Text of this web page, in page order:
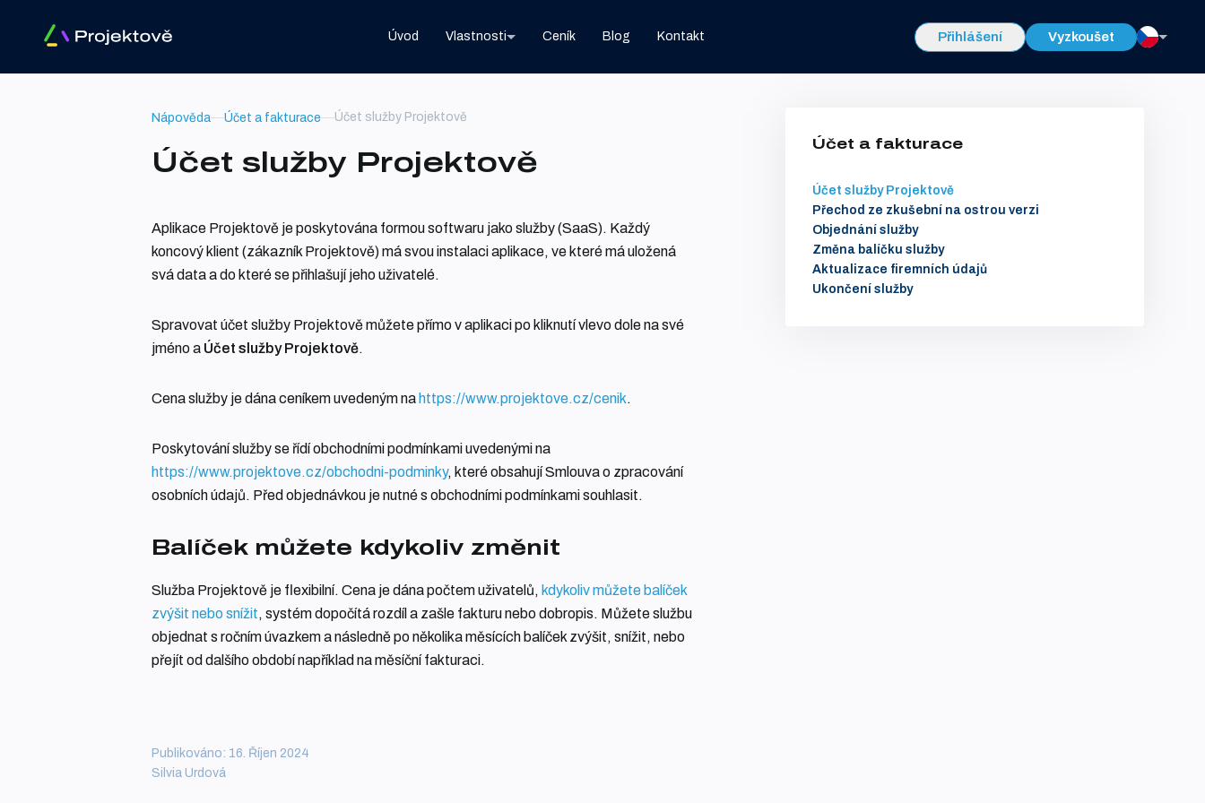
Úvod Vlastnosti Ceník Blog Kontakt Přihlášení Vyzkoušet
Nápověda Účet a fakturace Účet služby Projektově
Účet služby Projektově
Aplikace Projektově je poskytována formou softwaru jako služby (SaaS). Každý
koncový klient (zákazník Projektově) má svou instalaci aplikace, ve které má uložená
svá data a do které se přihlašují jeho uživatelé.
Spravovat účet služby Projektově můžete přímo v aplikaci po kliknutí vlevo dole na své
jméno a Účet služby Projektově.
Cena služby je dána ceníkem uvedeným na https://www.projektove.cz/cenik.
Poskytování služby se řídí obchodními podmínkami uvedenými na
https://www.projektove.cz/obchodni-podminky, které obsahují Smlouva o zpracování
osobních údajů. Před objednávkou je nutné s obchodními podmínkami souhlasit.
Balíček můžete kdykoliv změnit
Služba Projektově je flexibilní. Cena je dána počtem uživatelů, kdykoliv můžete balíček
zvýšit nebo snížit, systém dopočítá rozdíl a zašle fakturu nebo dobropis. Můžete službu
objednat s ročním úvazkem a následně po několika měsících balíček zvýšit, snížit, nebo
přejít od dalšího období například na měsíční fakturaci.
Publikováno: 16. Říjen 2024
Silvia Urdová
Účet a fakturace
Účet služby Projektově
Přechod ze zkušební na ostrou verzi
Objednání služby
Změna balíčku služby
Aktualizace firemních údajů
Ukončení služby